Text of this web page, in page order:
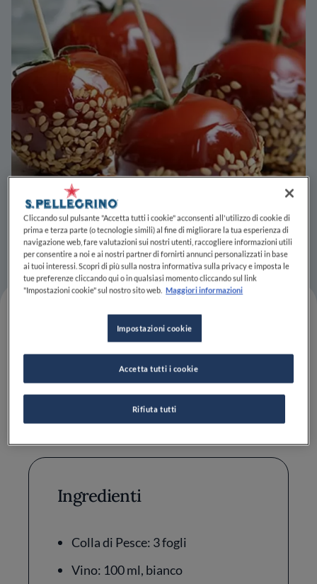
Difficoltà
MEDIA DIFFICOLTÀ
Tempo totale
1H 15MIN
Ingredienti
Colla di Pesce: 3 fogli
Vino: 100 ml, bianco
Cliccando sul pulsante "Accetta tutti i cookie" acconsenti all'utilizzo di cookie di
prima e terza parte (o tecnologie simili) al fine di migliorare la tua esperienza di
navigazione web, fare valutazioni sui nostri utenti, raccogliere informazioni utili
per consentire a noi e ai nostri partner di fornirti annunci personalizzati in base
ai tuoi interessi. Scopri di più sulla nostra informativa sulla privacy e imposta le
tue preferenze cliccando qui o in qualsiasi momento cliccando sul link
"Impostazioni cookie" sul nostro sito web. Maggiori informazioni
Impostazioni cookie
Rifiuta tutti
Accetta tutti i cookie